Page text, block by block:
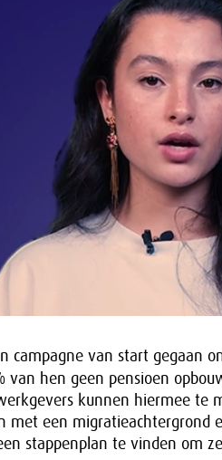
campagne van start gegaan
van hen geen pensioen
kunnen hiermee te
met een migratieachtergrond
stappenplan te vinden om